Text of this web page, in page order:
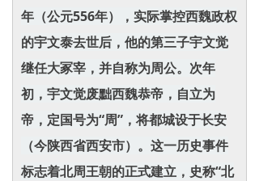
年（公元556年），实际掌控西魏政权
的宇文泰去世后，他的第三子宇文觉
继任大冢宰，并自称为周公。次年
初，宇文觉废黜西魏恭帝，自立为
帝，定国号为“周”，将都城设于长安
（今陕西省西安市）。这一历史事件
标志着北周王朝的正式建立，史称“北